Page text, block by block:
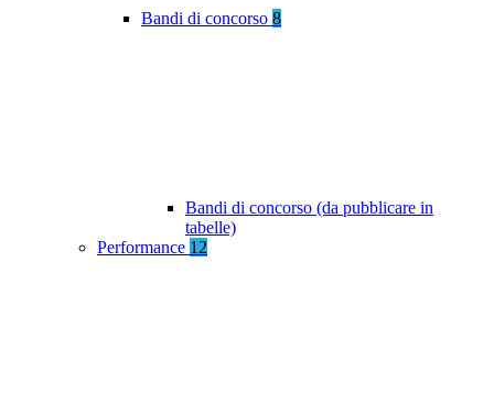
Bandi di concorso 8
Bandi di concorso (da pubblicare in
tabelle)
Performance 12